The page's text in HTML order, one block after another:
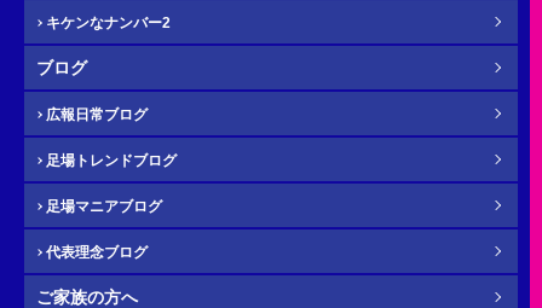
必須 メール
必須 年齢
キケンなナンバー2
ブログ
広報日常ブログ
足場トレンドブログ
足場マニアブログ
代表理念ブログ
ご家族の方へ